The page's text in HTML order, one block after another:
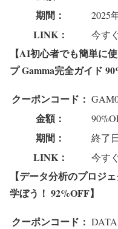
期間： 2025
LINK： 今す
【AI初心者でも簡単に
プ Gamma完全ガイド
クーポンコード：
金額：
期間： 終了
LINK： 今す
【データ分析のプロジ
学ぼう！ 92%OFF】
クーポンコード：